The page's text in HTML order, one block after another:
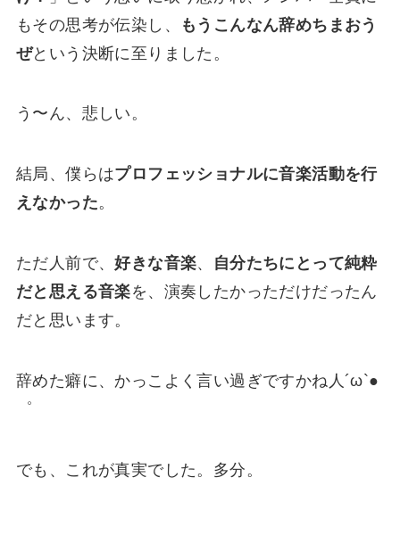
もその思考が伝染し、
もうこんなん辞めちまおう
ぜという決断に至りました。
う〜ん、悲しい。
結局、僕らはプロフェッショナルに音楽活動を行
えなかった。
ただ人前で、好きな音楽、
自分たちにとって純粋
だと思える音楽を、演奏したかっただけだったん
だと思います。
辞めた癖に、かっこよく言い過ぎですかね人´ω`●
゜
でも、これが真実でした。多分。